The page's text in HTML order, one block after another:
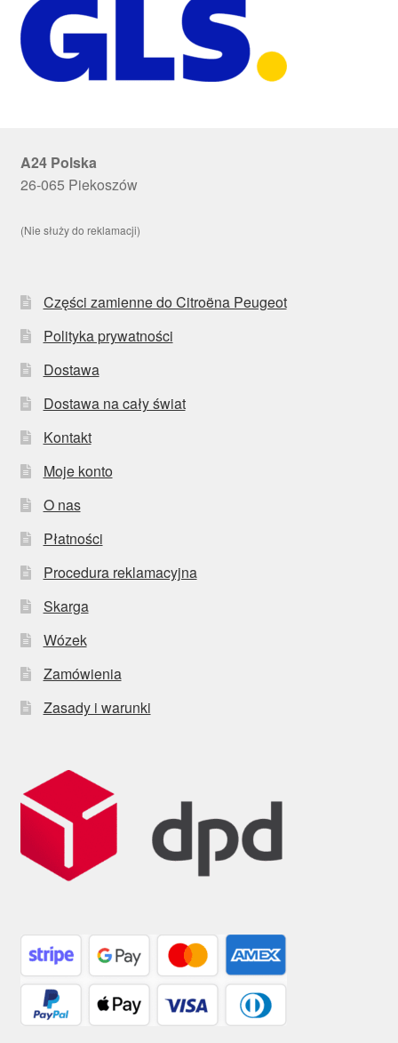
A24 Polska
26-065 Piekoszów
(Nie służy do reklamacji)
Części zamienne do Citroëna Peugeot
Polityka prywatności
Dostawa
Dostawa na cały świat
Kontakt
Moje konto
O nas
Płatności
Procedura reklamacyjna
Skarga
Wózek
Zamówienia
Zasady i warunki